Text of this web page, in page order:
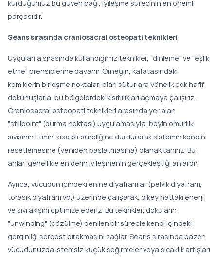
kurduğumuz bu güven bağı, iyileşme sürecinin en önemli
parçasıdır.
Seans sırasında craniosacral osteopati teknikleri
Uygulama sırasında kullandığımız teknikler, "dinleme" ve "eşlik
etme" prensiplerine dayanır. Örneğin, kafatasındaki
kemiklerin birleşme noktaları olan süturlara yönelik çok hafif
dokunuşlarla, bu bölgelerdeki kısıtlılıkları açmaya çalışırız.
Craniosacral osteopati teknikleri arasında yer alan
"stillpoint" (durma noktası) uygulamasıyla, beyin omurilik
sıvısının ritmini kısa bir süreliğine durdurarak sistemin kendini
resetlemesine (yeniden başlatmasına) olanak tanırız. Bu
anlar, genellikle en derin iyileşmenin gerçekleştiği anlardır.
Ayrıca, vücudun içindeki enine diyaframlar (pelvik diyafram,
torasik diyafram vb.) üzerinde çalışarak, dikey hattaki enerji
ve sıvı akışını optimize ederiz. Bu teknikler, dokuların
"unwinding" (çözülme) denilen bir süreçle kendi içindeki
gerginliği serbest bırakmasını sağlar. Seans sırasında bazen
vücudunuzda istemsiz küçük seğirmeler veya sıcaklık artışları